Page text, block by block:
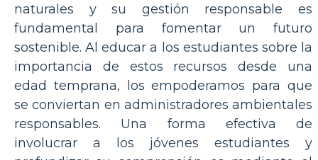
naturales y su gestión responsable es
fundamental para fomentar un futuro
sostenible. Al educar a los estudiantes sobre la
importancia de estos recursos desde una
edad temprana, los empoderamos para que
se conviertan en administradores ambientales
responsables. Una forma efectiva de
involucrar a los jóvenes estudiantes y